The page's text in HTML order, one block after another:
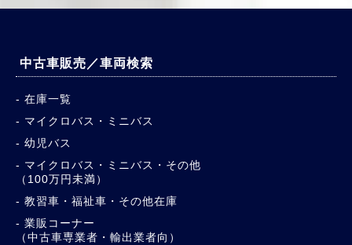
中古車販売／車両検索
在庫一覧
マイクロバス・ミニバス
幼児バス
マイクロバス・ミニバス・その他
（100万円未満）
教習車・福祉車・その他在庫
業販コーナー
（中古車専業者・輸出業者向）